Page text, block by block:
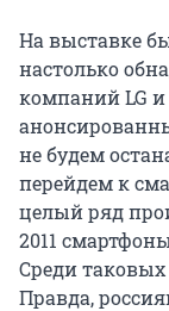
На выставке
настолько
компаний LG и
не будем
перейдем к
целый ряд
2011
Среди таковых
Правда,